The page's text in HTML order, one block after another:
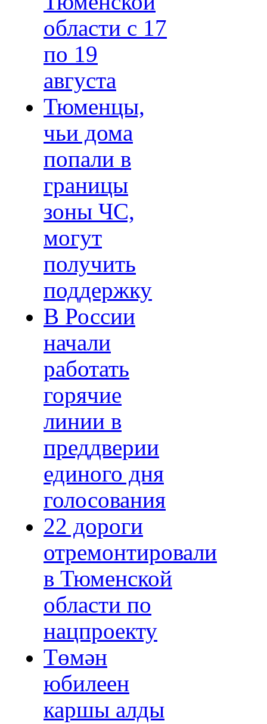
области с 17
по 19
августа
Тюменцы,
чьи дома
попали в
границы
зоны ЧС,
могут
получить
поддержку
В России
начали
работать
горячие
линии в
преддверии
единого дня
голосования
22 дороги
отремонтировали
в Тюменской
области по
нацпроекту
Төмән
юбилеен
каршы алды